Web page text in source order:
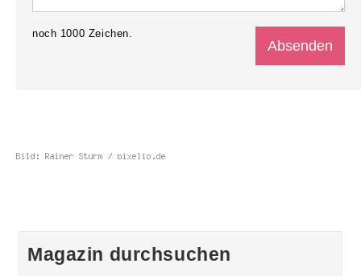
noch 1000 Zeichen.
Magazin durchsuchen